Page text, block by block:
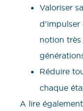
Valoriser sa
notion très
Réduire
chaque
A lire